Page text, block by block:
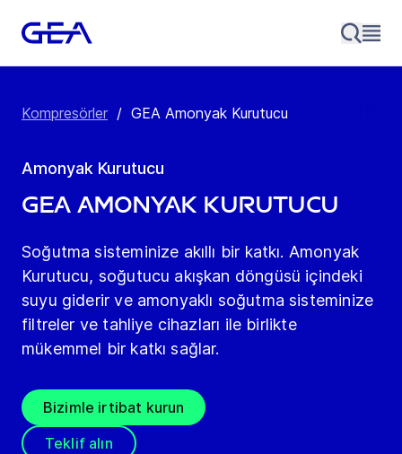
Kompresörler / GEA Amonyak Kurutucu
Amonyak Kurutucu
GEA Amonyak Kurutucu
Soğutma sisteminize akıllı bir katkı. Amonyak
Kurutucu, soğutucu akışkan döngüsü içindeki
suyu giderir ve amonyaklı soğutma sisteminize
filtreler ve tahliye cihazları ile birlikte
mükemmel bir katkı sağlar.
Bizimle irtibat kurun
Teklif alın